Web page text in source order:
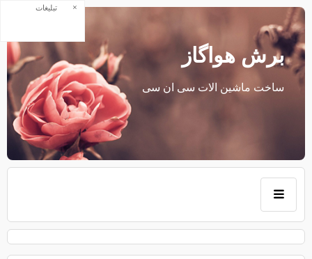
برش هواگاز
ساخت ماشین الات سی ان سی
تبلیغات ×